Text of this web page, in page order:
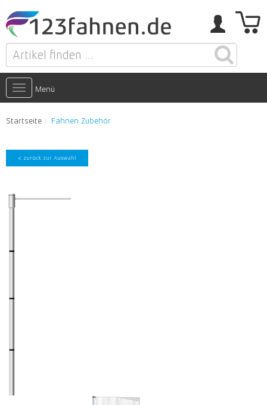
Toggle
navigation
Menü
Startseite Fahnen Zubehör
< zurück zur Auswahl